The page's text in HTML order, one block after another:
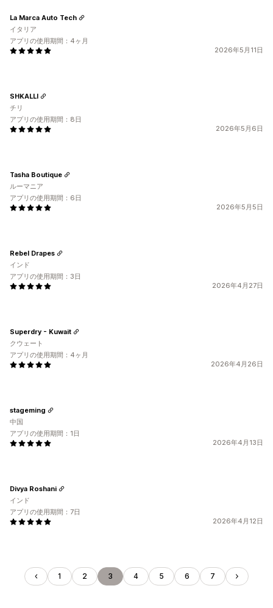
2026年5月11日
La Marca Auto Tech
イタリア
アプリの使用期間：4ヶ月
2026年5月6日
SHKALLI
チリ
アプリの使用期間：8日
2026年5月5日
Tasha Boutique
ルーマニア
アプリの使用期間：6日
2026年4月27日
Rebel Drapes
インド
アプリの使用期間：3日
2026年4月26日
Superdry - Kuwait
クウェート
アプリの使用期間：4ヶ月
2026年4月13日
stageming
中国
アプリの使用期間：1日
2026年4月12日
Divya Roshani
インド
アプリの使用期間：7日
1 2 3 4 5 6 7